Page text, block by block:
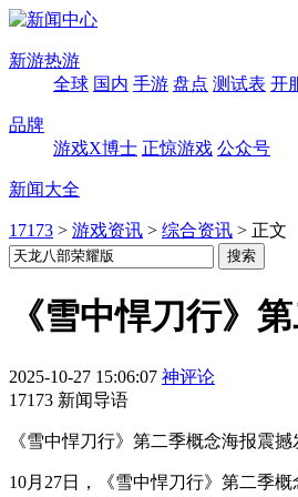
新游热游
全球 国内 手游 盘点 测试表 开
品牌
游戏X博士 正惊游戏 公众号
新闻大全
17173 > 游戏资讯 > 综合资讯 > 正文
《雪中悍刀行》
2025-10-27 15:06:07 神评论
17173 新闻导语
《雪中悍刀行》第二季概念海报震
10月27日，《雪中悍刀行》第二季